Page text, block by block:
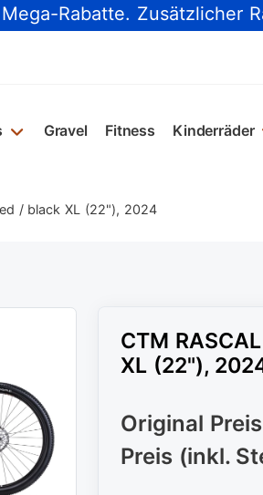
Rabatte. Zusätzlicher
Gravel Fitness Kinderräder
/ black XL (22"), 2024
CTM
XL (22"),
Original Preis
Preis (inkl.